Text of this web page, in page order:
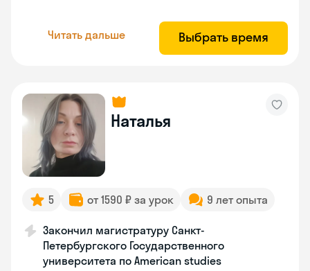
Читать дальше Выбрать время
Наталья
5 от 1590 ₽ за урок 9 лет опыта
Закончил магистратуру Санкт-
Петербургского Государственного
университета по American studies